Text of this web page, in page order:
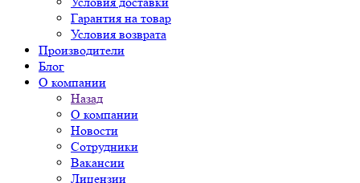
Гарантия на товар
Условия возврата
Производители
Блог
О компании
Назад
О компании
Новости
Сотрудники
Вакансии
Лицензии